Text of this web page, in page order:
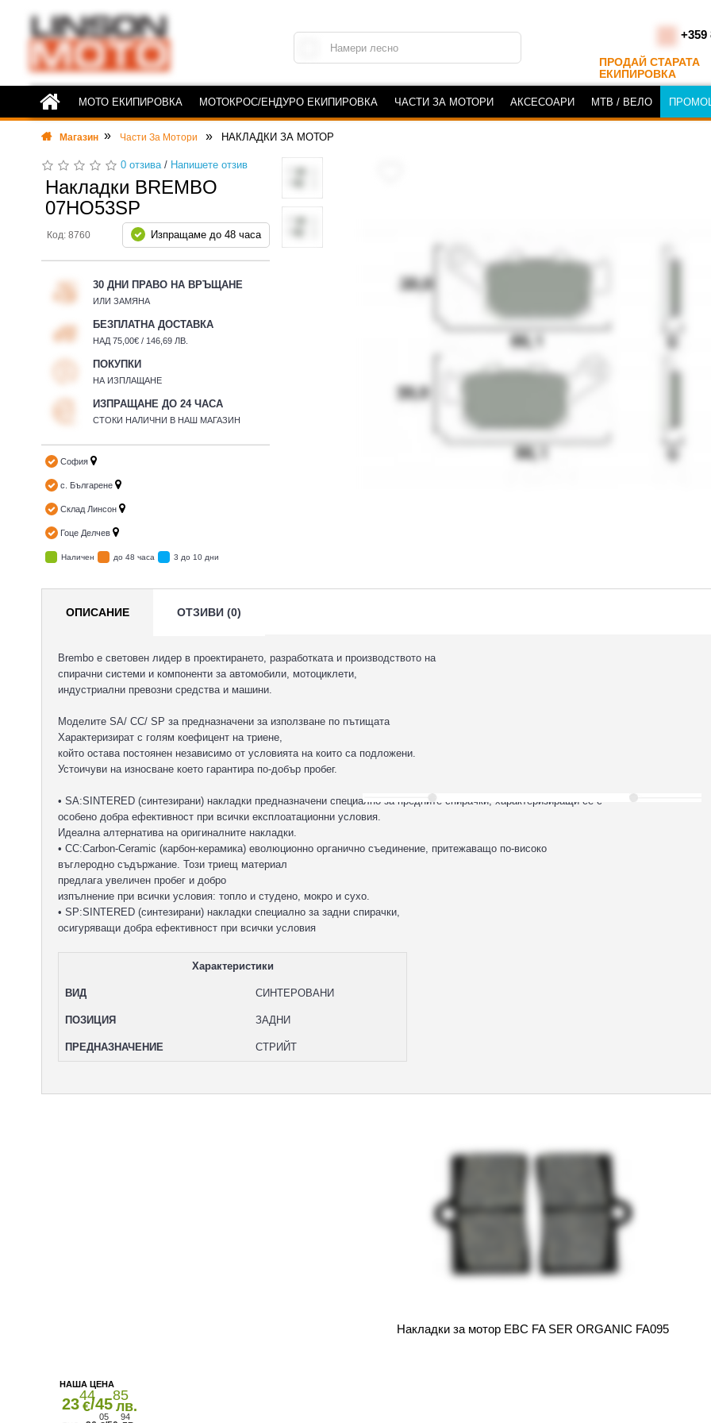
+359
ПРОДАЙ СТАРАТА
ЕКИПИРОВКА
МОТО ЕКИПИРОВКА МОТОКРОС/ЕНДУРО ЕКИПИРОВКА ЧАСТИ ЗА МОТОРИ АКСЕСОАРИ MTB / ВЕЛО
Магазин Части За Мотори НАКЛАДКИ ЗА МОТОР
0 отзива/ Напишете отзив
Накладки BREMBO
07HO53SP
Код: 8760 Изпращаме до 48 часа
30 ДНИ ПРАВО НА ВРЪЩАНЕ
ИЛИ ЗАМЯНА
БЕЗПЛАТНА ДОСТАВКА
НАД 75,00€ / 146,69 ЛВ.
ПОКУПКИ
НА ИЗПЛАЩАНЕ
ИЗПРАЩАНЕ ДО 24 ЧАСА
СТОКИ НАЛИЧНИ В НАШ МАГАЗИН
София
с. Българене
Склад Линсон
Гоце Делчев
Наличен до 48 часа 3 до 10 дни
ОПИСАНИЕ ОТЗИВИ (0)
Brembo е световен лидер в проектирането, разработката и производството на
спирачни системи и компоненти за автомобили, мотоциклети,
индустриални превозни средства и машини.
Моделите SA/ CC/ SP за предназначени за използване по пътищата
Характеризират с голям коефицент на триене,
който остава постоянен независимо от условията на които са подложени.
Устоичуви на износване което гарантира по-добър пробег.
• SA:SINTERED (синтезирани) накладки предназначени специално за предните спирачки, характеризиращи се с
особено добра ефективност при всички експлоатационни условия.
Идеална алтернатива на оригиналните накладки.
• CC:Carbon-Ceramic (карбон-керамика) еволюционно органично съединение, притежаващо по-високо
въглеродно съдържание. Този триещ материал
предлага увеличен пробег и добро
изпълнение при всички условия: топло и студено, мокро и сухо.
• SP:SINTERED (синтезирани) накладки специално за задни спирачки,
осигуряващи добра ефективност при всички условия
Характеристики
ВИД СИНТЕРОВАНИ
ПОЗИЦИЯ ЗАДНИ
ПРЕДНАЗНАЧЕНИЕ СТРИЙТ
Накладки за мотор EBC FA SER ORGANIC FA095
2344
€/4585
лв.
05
94